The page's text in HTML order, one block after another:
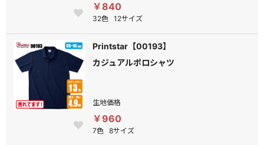
￥840
32色 12サイズ
Printstar【00193】
カジュアルポロシャツ
生地価格
￥960
7色 8サイズ